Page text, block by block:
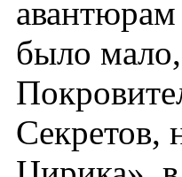
было
Секретов,